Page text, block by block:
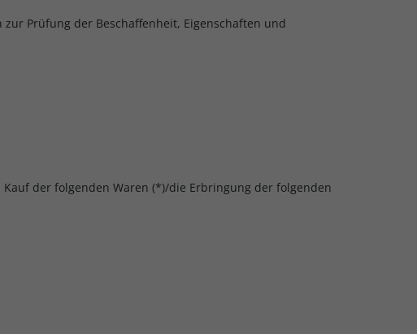
Prüfung der Beschaffenheit, Eigenschaften und
der folgenden Waren (*)/die Erbringung der folgenden